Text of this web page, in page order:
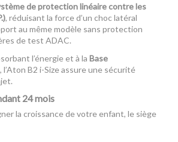
de protection linéaire contre les
, réduisant la force d’un choc latéral
au même modèle sans protection
de test ADAC.
l’énergie et à la Base
l’Aton B2 i-Size assure une sécurité
24 mois
la croissance de votre enfant, le siège